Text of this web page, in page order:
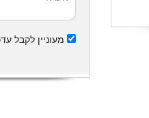
מעוניין לקבל